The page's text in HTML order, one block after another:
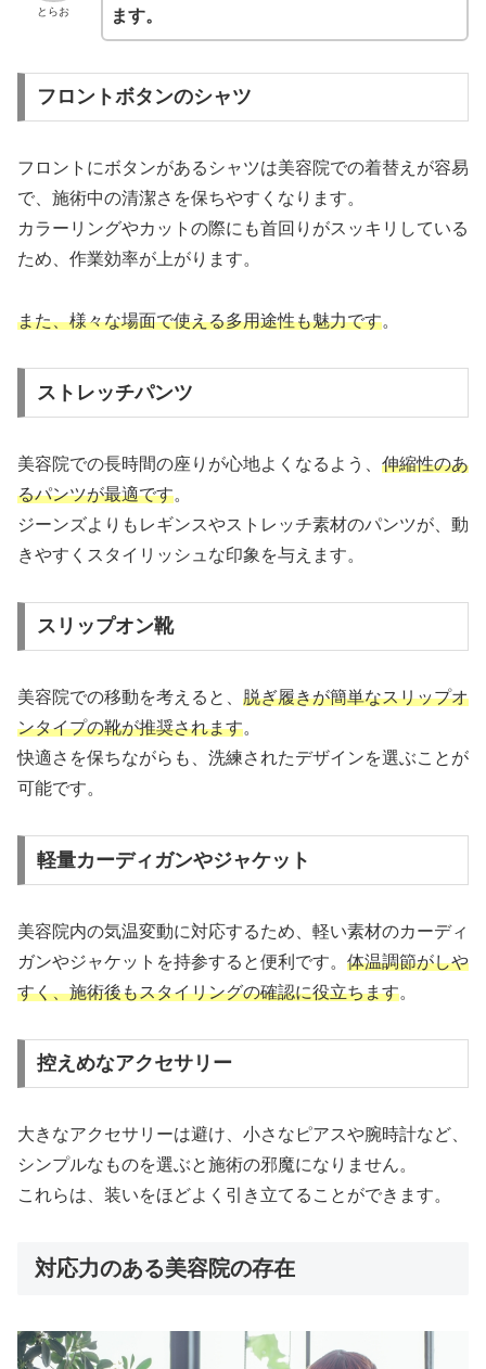
とらお
ます。
フロントボタンのシャツ
フロントにボタンがあるシャツは美容院での着替えが容易
で、施術中の清潔さを保ちやすくなります。
カラーリングやカットの際にも首回りがスッキリしている
ため、作業効率が上がります。
また、様々な場面で使える多用途性も魅力です。
ストレッチパンツ
美容院での長時間の座りが心地よくなるよう、 伸縮性のあ
るパンツが最適です。
ジーンズよりもレギンスやストレッチ素材のパンツが、動
きやすくスタイリッシュな印象を与えます。
スリップオン靴
美容院での移動を考えると、 脱ぎ履きが簡単なスリップオ
ンタイプの靴が推奨されます。
快適さを保ちながらも、洗練されたデザインを選ぶことが
可能です。
軽量カーディガンやジャケット
美容院内の気温変動に対応するため、軽い素材のカーディ
ガンやジャケットを持参すると便利です。 体温調節がしや
すく、施術後もスタイリングの確認に役立ちます。
控えめなアクセサリー
大きなアクセサリーは避け、小さなピアスや腕時計など、
シンプルなものを選ぶと施術の邪魔になりません。
これらは、装いをほどよく引き立てることができます。
対応力のある美容院の存在